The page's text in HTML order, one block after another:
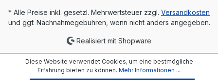
* Alle Preise inkl. gesetzl. Mehrwertsteuer zzgl. Versandkosten
und ggf. Nachnahmegebühren, wenn nicht anders angegeben.
Realisiert mit Shopware
Diese Website verwendet Cookies, um eine bestmögliche
Erfahrung bieten zu können. Mehr Informationen ...